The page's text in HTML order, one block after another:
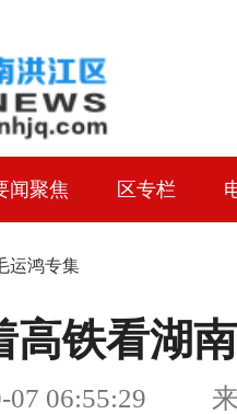
闻聚焦 区专栏
运鸿专集
高铁看湖
07 06:55:29 来